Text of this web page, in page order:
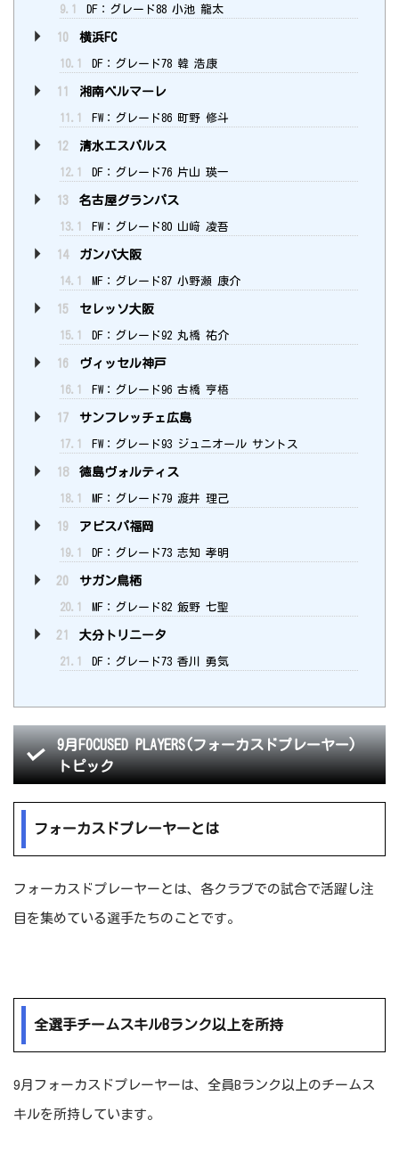
9.1 DF：グレード88 小池 龍太
10 横浜FC
10.1 DF：グレード78 韓 浩康
11 湘南ベルマーレ
11.1 FW：グレード86 町野 修斗
12 清水エスパルス
12.1 DF：グレード76 片山 瑛一
13 名古屋グランパス
13.1 FW：グレード80 山﨑 凌吾
14 ガンバ大阪
14.1 MF：グレード87 小野瀬 康介
15 セレッソ大阪
15.1 DF：グレード92 丸橋 祐介
16 ヴィッセル神戸
16.1 FW：グレード96 古橋 亨梧
17 サンフレッチェ広島
17.1 FW：グレード93 ジュニオール サントス
18 徳島ヴォルティス
18.1 MF：グレード79 渡井 理己
19 アビスパ福岡
19.1 DF：グレード73 志知 孝明
20 サガン鳥栖
20.1 MF：グレード82 飯野 七聖
21 大分トリニータ
21.1 DF：グレード73 香川 勇気
9月FOCUSED PLAYERS(フォーカスドプレーヤー)
トピック
フォーカスドプレーヤーとは
フォーカスドプレーヤーとは、各クラブでの試合で活躍し注
目を集めている選手たちのことです。
全選手チームスキルBランク以上を所持
9月フォーカスドプレーヤーは、全員Bランク以上のチームス
キルを所持しています。